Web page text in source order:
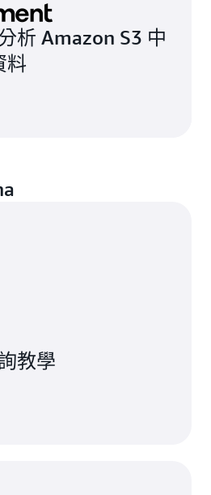
析 Amazon S3 中
料
教學